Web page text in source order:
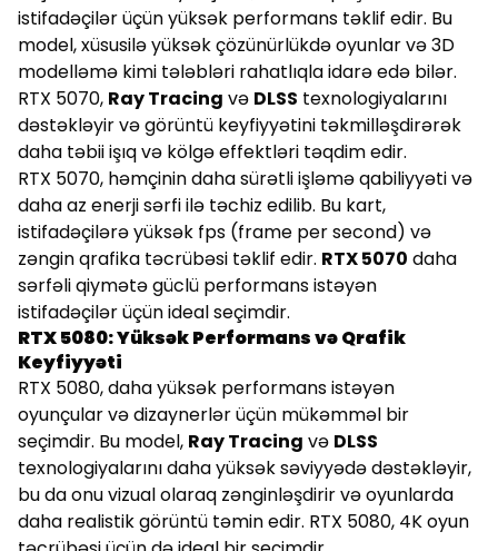
istifadəçilər üçün yüksək performans təklif edir. Bu
model, xüsusilə yüksək çözünürlükdə oyunlar və 3D
modelləmə kimi tələbləri rahatlıqla idarə edə bilər.
RTX 5070, Ray Tracing və DLSS texnologiyalarını
dəstəkləyir və görüntü keyfiyyətini təkmilləşdirərək
daha təbii işıq və kölgə effektləri təqdim edir.
RTX 5070, həmçinin daha sürətli işləmə qabiliyyəti və
daha az enerji sərfi ilə təchiz edilib. Bu kart,
istifadəçilərə yüksək fps (frame per second) və
zəngin qrafika təcrübəsi təklif edir. RTX 5070 daha
sərfəli qiymətə güclü performans istəyən
istifadəçilər üçün ideal seçimdir.
RTX 5080: Yüksək Performans və Qrafik
Keyfiyyəti
RTX 5080, daha yüksək performans istəyən
oyunçular və dizaynerlər üçün mükəmməl bir
seçimdir. Bu model, Ray Tracing və DLSS
texnologiyalarını daha yüksək səviyyədə dəstəkləyir,
bu da onu vizual olaraq zənginləşdirir və oyunlarda
daha realistik görüntü təmin edir. RTX 5080, 4K oyun